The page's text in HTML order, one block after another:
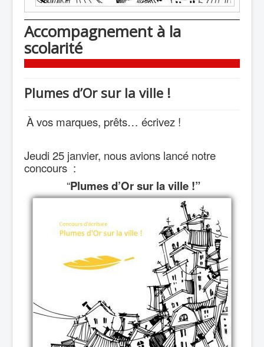
Accompagnement à la
scolarité
Plumes d’Or sur la ville !
À vos marques, prêts… écrivez !
Jeudi 25 janvier, nous avions lancé notre
concours :
“Plumes d’Or sur la ville !”